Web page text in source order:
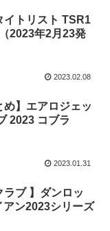
イトリスト TSR1
2023年2月23発
2023.02.08
め】エアロジェッ
2023 コブラ
2023.01.31
ラブ 】ダンロッ
アン2023シリーズ